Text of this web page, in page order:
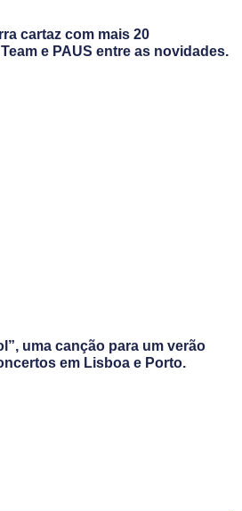
cartaz com mais 20
e PAUS entre as novidades.
uma canção para um verão
em Lisboa e Porto.